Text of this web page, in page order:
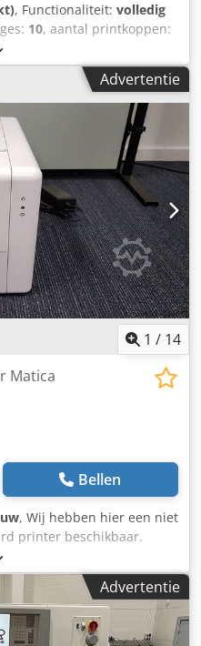
, Functionaliteit: volledig
10, aantal printkoppen:
m² Cedpfx Akjym A
plotter 2 nieuwe
oud in zeer goede
worden
worden. prijs op
Advertentie
1 / 14
Matica
Bellen
, Wij hebben hier een niet
printer beschikbaar.
in onze showroom
geprint. Wij zijn hier tot
machines niet bij onze
Vandaar nog nieuw
1.599,-, prijs nu is € 999,-
Advertentie